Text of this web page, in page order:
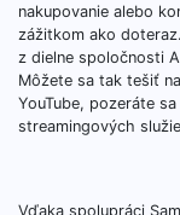
nakupovanie alebo
zážitkom ako
z dielne spoločnosti
Môžete sa tak tešiť
YouTube, pozeráte
streamingových
Vďaka spolupráci